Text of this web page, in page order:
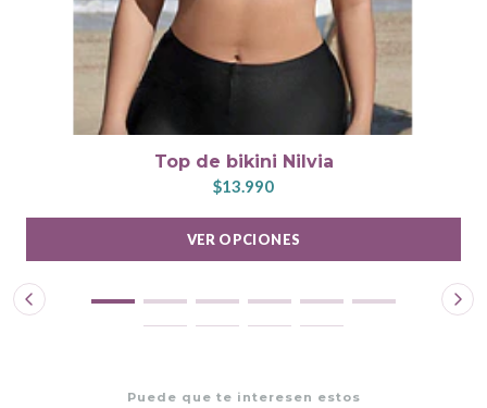
Top de bikini Nilvia
$13.990
VER OPCIONES
Puede que te interesen estos